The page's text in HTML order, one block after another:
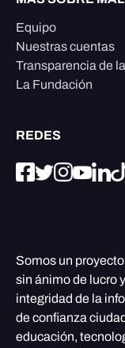
Equipo
Nuestras cuentas
Transparencia de
La Fundación
REDES
Somos un
sin ánimo de lucro
integridad de la
de confianza
educación,